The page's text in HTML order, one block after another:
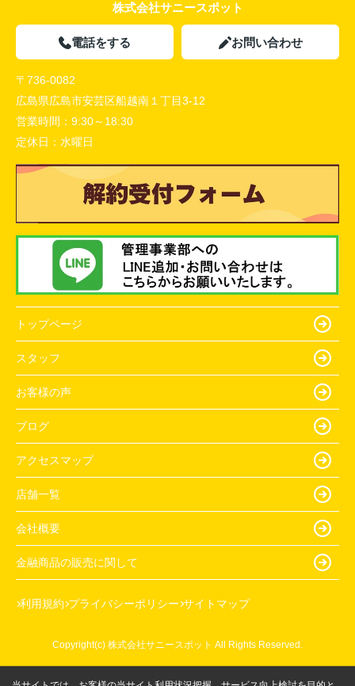
株式会社サニースポット
電話をする お問い合わせ
〒736-0082
広島県広島市安芸区船越南１丁目3-12
営業時間： 9:30～18:30
定休日： 水曜日
トップページ
スタッフ
お客様の声
ブログ
アクセスマップ
店舗一覧
会社概要
金融商品の販売に関して
利用規約 プライバシーポリシー サイトマップ
Copyright(c) 株式会社サニースポット All Rights Reserved.